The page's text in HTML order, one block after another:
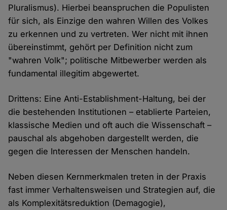
Pluralismus). Hierbei beanspruchen die Populisten
für sich, als Einzige den wahren Willen des Volkes
zu erkennen und zu vertreten. Wer nicht mit ihnen
übereinstimmt, gehört per Definition nicht zum
"wahren Volk"; politische Mitbewerber werden als
fundamental illegitim abgewertet.
Drittens: Eine Anti-Establishment-Haltung, bei der
die bestehenden Institutionen – etablierte Parteien,
klassische Medien und oft auch die Wissenschaft –
pauschal als abgehoben dargestellt werden, die
gegen die Interessen der Menschen handeln.
Neben diesen Kernmerkmalen treten in der Praxis
fast immer Verhaltensweisen und Strategien auf, die
als Komplexitätsreduktion (Demagogie),